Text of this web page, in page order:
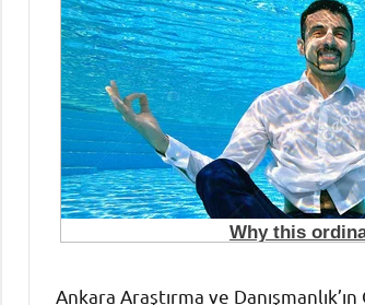
Ankara Araştırma ve